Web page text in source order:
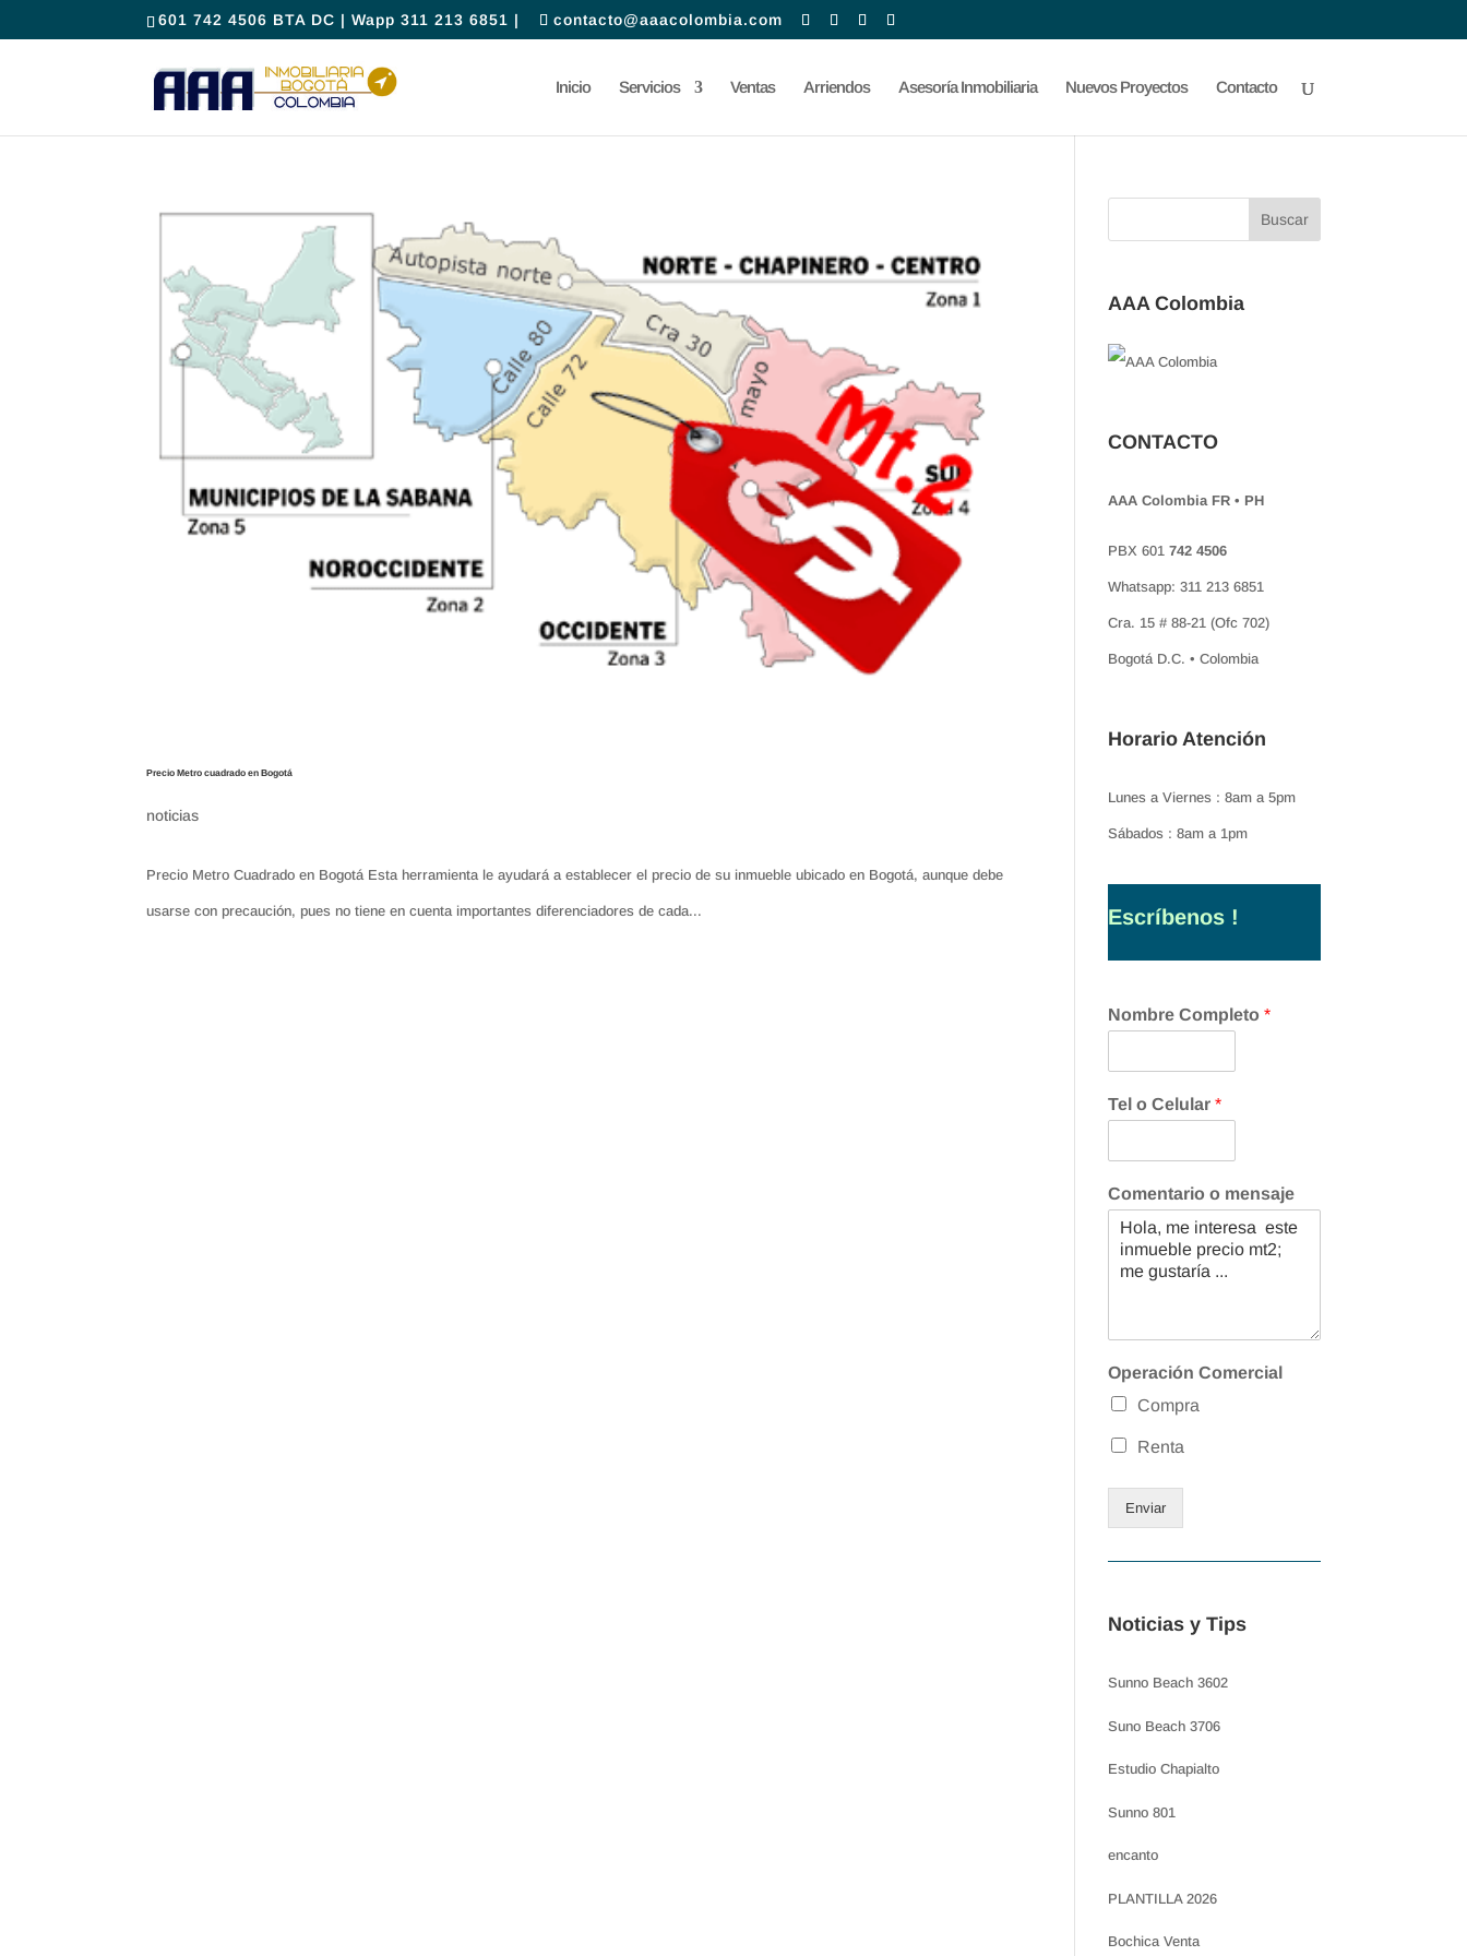
601 742 4506 BTA DC | Wapp 311 213 6851 | contacto@aaacolombia.com
Inicio Servicios Ventas Arriendos Asesoría Inmobiliaria Nuevos Proyectos Contacto
Precio Metro cuadrado en Bogotá
noticias
Precio Metro Cuadrado en Bogotá Esta herramienta le ayudará a establecer el precio de su inmueble ubicado en Bogotá, aunque debe
usarse con precaución, pues no tiene en cuenta importantes diferenciadores de cada...
AAA Colombia
CONTACTO
AAA Colombia FR • PH
PBX 601742 4506
Whatsapp: 311 213 6851
Cra. 15 # 88-21 (Ofc 702)
Bogotá D.C. • Colombia
Horario Atención
Lunes a Viernes : 8am a 5pm
Sábados : 8am a 1pm
Escríbenos !
Nombre Completo*
Tel o Celular*
Comentario o mensaje
Operación Comercial
Compra
Renta
Enviar
Noticias y Tips
Sunno Beach 3602
Suno Beach 3706
Estudio Chapialto
Sunno 801
encanto
PLANTILLA 2026
Bochica Venta